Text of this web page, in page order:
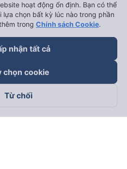
hoạt động ổn định. Bạn có thể
lựa chọn bất kỳ lúc nào trong phần
trong Chính sách Cookie.
nhận tất cả
chọn cookie
Từ chối